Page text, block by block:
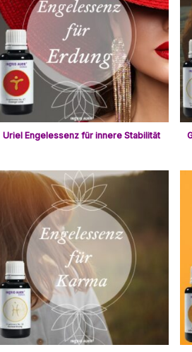
Uriel Engelessenz für innere Stabilität